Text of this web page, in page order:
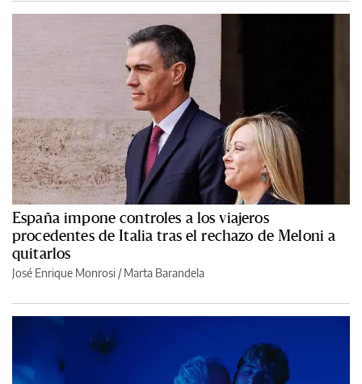
España impone controles a los viajeros
procedentes de Italia tras el rechazo de Meloni a
quitarlos
José Enrique Monrosi / Marta Barandela